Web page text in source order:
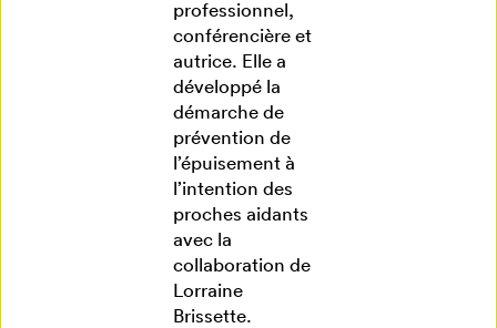
professionnel,
conférencière et
autrice. Elle a
développé la
démarche de
prévention de
l’épuisement à
l’intention des
proches aidants
avec la
collaboration de
Lorraine
Brissette.